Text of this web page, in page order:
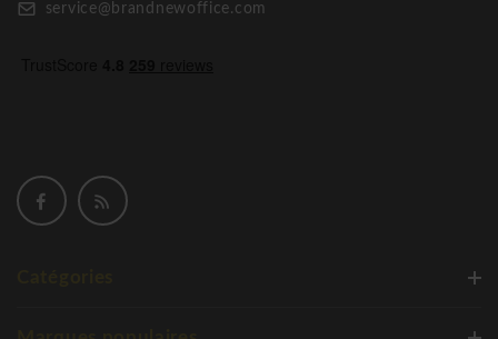
service@brandnewoffice.com